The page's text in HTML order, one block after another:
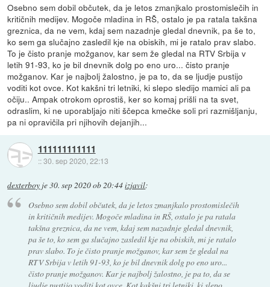
Osebno sem dobil občutek, da je letos zmanjkalo prostomislečih in
kritičnih medijev. Mogoče mladina in RŠ, ostalo je pa ratala takšna
greznica, da ne vem, kdaj sem nazadnje gledal dnevnik, pa še to,
ko sem ga slučajno zasledil kje na obiskih, mi je ratalo prav slabo.
To je čisto pranje možganov, kar sem že gledal na RTV Srbija v
letih 91-93, ko je bil dnevnik dolg po eno uro... čisto pranje
možganov. Kar je najbolj žalostno, je pa to, da se ljudje pustijo
voditi kot ovce. Kot kakšni tri letniki, ki slepo sledijo mamici ali pa
očiju.. Ampak otrokom oprostiš, ker so komaj prišli na ta svet,
odraslim, ki ne uporabljajo niti ščepca kmečke soli pri razmišljanju,
pa ni opravičila pri njihovih dejanjih...
111111111111
::30. sep 2020, 22:13
dexterboy je30. sep 2020 ob 20:44izjavil:
Osebno sem dobil občutek, da je letos zmanjkalo prostomislečih
in kritičnih medijev. Mogoče mladina in RŠ, ostalo je pa ratala
takšna greznica, da ne vem, kdaj sem nazadnje gledal dnevnik,
pa še to, ko sem ga slučajno zasledil kje na obiskih, mi je ratalo
prav slabo. To je čisto pranje možganov, kar sem že gledal na
RTV Srbija v letih 91-93, ko je bil dnevnik dolg po eno uro...
čisto pranje možganov. Kar je najbolj žalostno, je pa to, da se